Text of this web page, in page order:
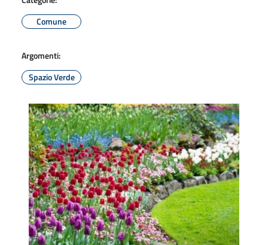
Comune
Argomenti:
Spazio Verde